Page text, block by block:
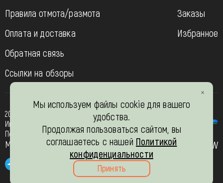
Правила отмота/размота
Оплата и доставка
Обратная связь
Ссылки на обзоры
Заказы
Избранное
2013-2026
Интернет- магазин “Вязь-шоп”
Политика конфиденциальности
Мы в соц. сетях JW
Мы используем файлы cookie для вашего
удобства.
Продолжая пользоваться сайтом, вы
соглашаетесь с нашей Политикой
конфиденциальности
Принять